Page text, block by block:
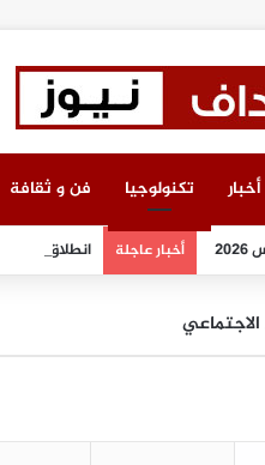
أخبار تكنولوجيا فن و ثقافة
أخبار عاجلة انطلاق